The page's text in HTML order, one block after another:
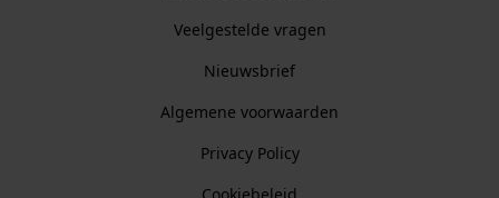
Veelgestelde vragen
Nieuwsbrief
Algemene voorwaarden
Privacy Policy